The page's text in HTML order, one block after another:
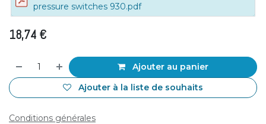
pressure switches 930.pdf
18,74 €
Ajouter au panier
Ajouter à la liste de souhaits
Conditions générales